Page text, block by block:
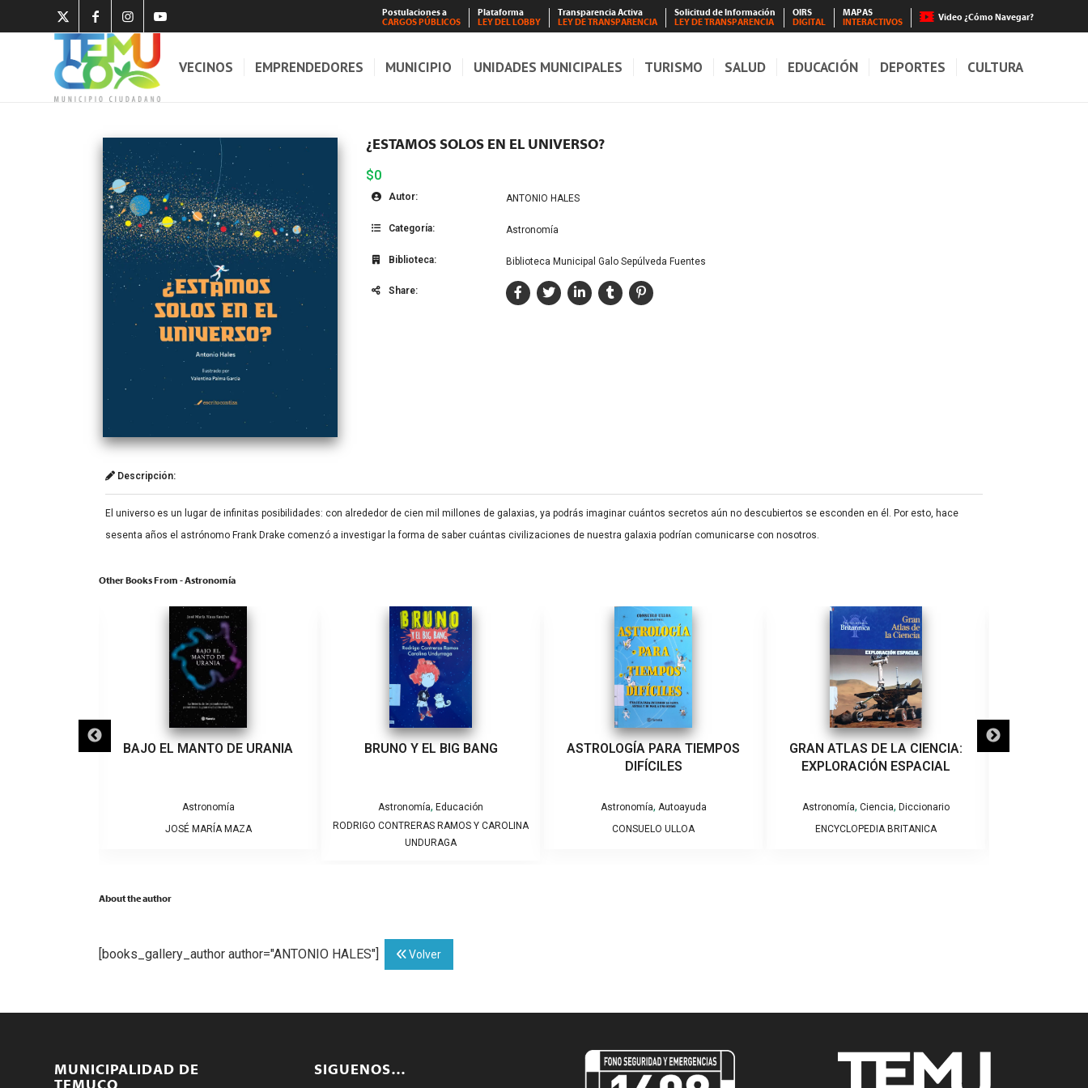
Postulaciones a
CARGOS PÚBLICOS
Plataforma
LEY DEL LOBBY
Transparencia Activa
LEY DE TRANSPARENCIA
Solicitud de Información
LEY DE TRANSPARENCIA
OIRS
DIGITAL
MAPAS
INTERACTIVOS
Video ¿Cómo Navegar?
VECINOS EMPRENDEDORES MUNICIPIO UNIDADES MUNICIPALES TURISMO SALUD EDUCACIÓN DEPORTES CULTURA
¿ESTAMOS SOLOS EN EL UNIVERSO?
$0
Autor: ANTONIO HALES
Categoría: Astronomía
Biblioteca: Biblioteca Municipal Galo Sepúlveda Fuentes
Share:
Descripción:
El universo es un lugar de infinitas posibilidades: con alrededor de cien mil millones de galaxias, ya podrás imaginar cuántos secretos aún no descubiertos se esconden en él. Por esto, hace
sesenta años el astrónomo Frank Drake comenzó a investigar la forma de saber cuántas civilizaciones de nuestra galaxia podrían comunicarse con nosotros.
Other Books From - Astronomía
BAJO EL MANTO DE URANIA
Astronomía
JOSÉ MARÍA MAZA
BRUNO Y EL BIG BANG
Astronomía, Educación
RODRIGO CONTRERAS RAMOS Y CAROLINA
UNDURAGA
ASTROLOGÍA PARA TIEMPOS
DIFÍCILES
Astronomía, Autoayuda
CONSUELO ULLOA
GRAN ATLAS DE LA CIENCIA:
EXPLORACIÓN ESPACIAL
Astronomía, Ciencia, Diccionario
ENCYCLOPEDIA BRITANICA
PROBLEMAS
About the author
[books_gallery_author author="ANTONIO HALES"] Volver
MUNICIPALIDAD DE
SIGUENOS…